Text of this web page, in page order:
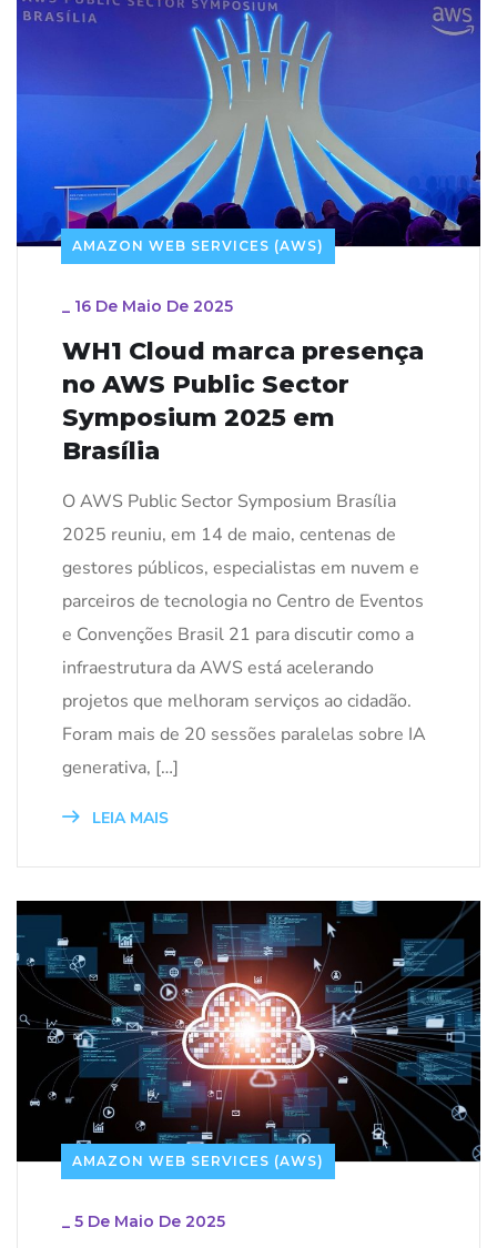
AMAZON WEB SERVICES (AWS)
_ 16 De Maio De 2025
WH1 Cloud marca presença
no AWS Public Sector
Symposium 2025 em
Brasília
O AWS Public Sector Symposium Brasília
2025 reuniu, em 14 de maio, centenas de
gestores públicos, especialistas em nuvem e
parceiros de tecnologia no Centro de Eventos
e Convenções Brasil 21 para discutir como a
infraestrutura da AWS está acelerando
projetos que melhoram serviços ao cidadão.
Foram mais de 20 sessões paralelas sobre IA
generativa, […]
LEIA MAIS
AMAZON WEB SERVICES (AWS)
_ 5 De Maio De 2025